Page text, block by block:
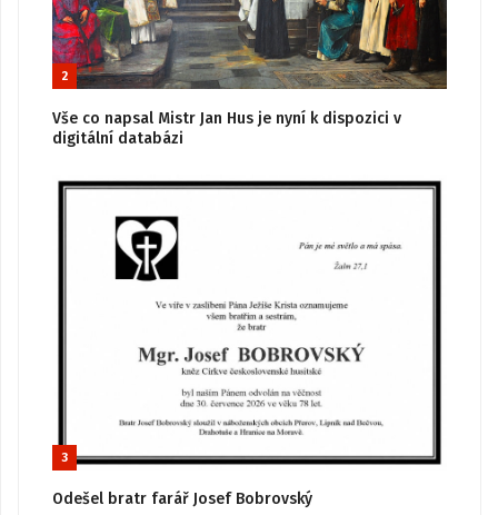
2
Vše co napsal Mistr Jan Hus je nyní k dispozici v
digitální databázi
3
Odešel bratr farář Josef Bobrovský